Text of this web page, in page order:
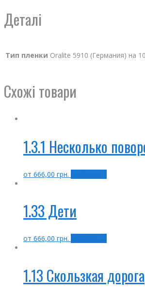
Деталі
Тип пленки Oralite 5910 (Германия) на
Схожі товари
1.3.1 Несколько
от 666,00 грн.
1.33 Дети
от 666,00 грн.
1.13 Скользкая дорога